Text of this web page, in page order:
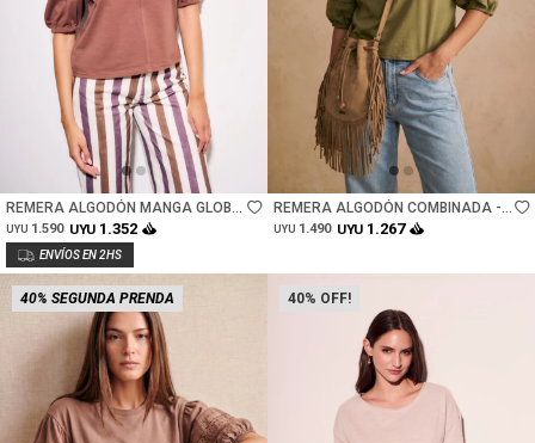
REMERA ALGODÓN MANGA GLOBO
- MOCHA
UYU 1.590 UYU 1.352
Talle
REMERA ALGODÓN COMBINADA -
OLIVA
UYU 1.490 UYU 1.267
40% SEGUNDA PRENDA 40